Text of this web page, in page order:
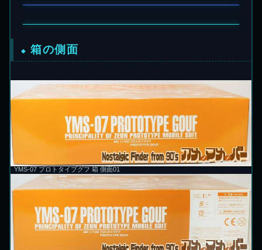
箱の側面
YMS-07 プロトタイプグフ 箱 側面01